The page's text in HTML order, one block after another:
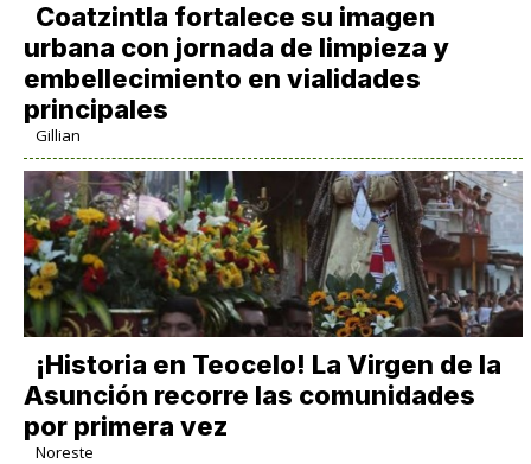
Coatzintla fortalece su imagen
urbana con jornada de limpieza y
embellecimiento en vialidades
principales
Gillian
​¡Historia en Teocelo! La Virgen de la
Asunción recorre las comunidades
por primera vez
Noreste